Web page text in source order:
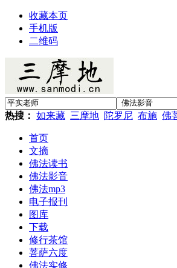
收藏本页
手机版
二维码
热搜： 如来藏 三摩地 陀罗尼 布施 佛
首页
文摘
佛法读书
佛法影音
佛法mp3
电子报刊
图库
下载
修行茶馆
菩萨六度
佛法实修